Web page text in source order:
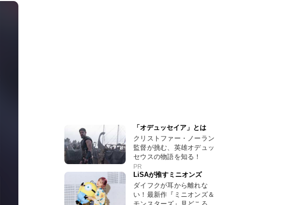
「オデュッセイア」とは
クリストファー・ノーラン
監督が挑む、英雄オデュッ
セウスの物語を知る！
PR
LiSAが推すミニオンズ
ダイフクが耳から離れな
い！最新作『ミニオンズ＆